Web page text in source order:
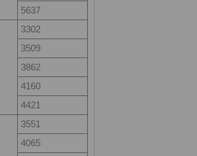
5637
3302
3509
3862
4160
4421
3551
4065